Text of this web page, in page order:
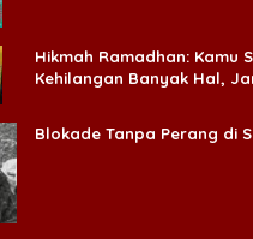
Hikmah Ramadhan: Kamu
Kehilangan Banyak Hal,
Blokade Tanpa Perang di